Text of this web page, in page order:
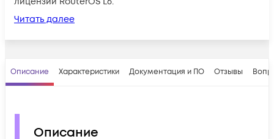
Читать далее
Описание Характеристики Документация и ПО Отзывы
Описание